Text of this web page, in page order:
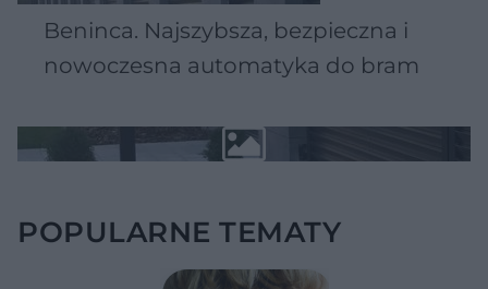
Beninca. Najszybsza, bezpieczna i
nowoczesna automatyka do bram
POPULARNE TEMATY